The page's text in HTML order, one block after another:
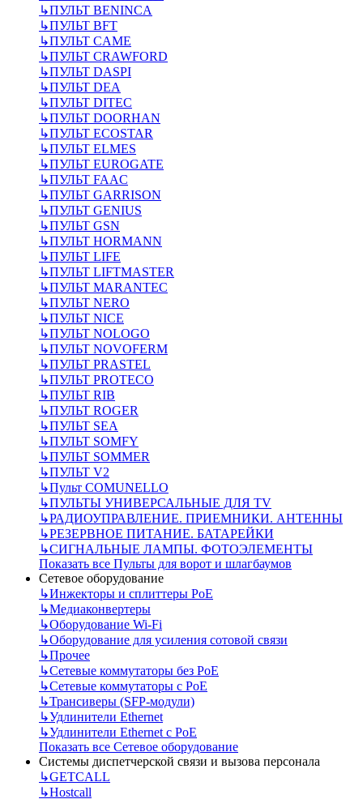
↳ПУЛЬТ BENINCA
↳ПУЛЬТ BFT
↳ПУЛЬТ CAME
↳ПУЛЬТ CRAWFORD
↳ПУЛЬТ DASPI
↳ПУЛЬТ DEA
↳ПУЛЬТ DITEC
↳ПУЛЬТ DOORHAN
↳ПУЛЬТ ECOSTAR
↳ПУЛЬТ ELMES
↳ПУЛЬТ EUROGATE
↳ПУЛЬТ FAAC
↳ПУЛЬТ GARRISON
↳ПУЛЬТ GENIUS
↳ПУЛЬТ GSN
↳ПУЛЬТ HORMANN
↳ПУЛЬТ LIFE
↳ПУЛЬТ LIFTMASTER
↳ПУЛЬТ MARANTEC
↳ПУЛЬТ NERO
↳ПУЛЬТ NICE
↳ПУЛЬТ NOLOGO
↳ПУЛЬТ NOVOFERM
↳ПУЛЬТ PRASTEL
↳ПУЛЬТ PROTECO
↳ПУЛЬТ RIB
↳ПУЛЬТ ROGER
↳ПУЛЬТ SEA
↳ПУЛЬТ SOMFY
↳ПУЛЬТ SOMMER
↳ПУЛЬТ V2
↳Пульт СOMUNELLO
↳ПУЛЬТЫ УНИВЕРСАЛЬНЫЕ ДЛЯ TV
↳РАДИОУПРАВЛЕНИЕ. ПРИЕМНИКИ. АНТЕННЫ
↳РЕЗЕРВНОЕ ПИТАНИЕ. БАТАРЕЙКИ
↳СИГНАЛЬНЫЕ ЛАМПЫ. ФОТОЭЛЕМЕНТЫ
Показать все Пульты для ворот и шлагбаумов
Сетевое оборудование
↳Инжекторы и сплиттеры РоЕ
↳Медиаконвертеры
↳Оборудование Wi-Fi
↳Оборудование для усиления сотовой связи
↳Прочее
↳Сетевые коммутаторы без РоЕ
↳Сетевые коммутаторы с РоЕ
↳Трансиверы (SFP-модули)
↳Удлинители Ethernet
↳Удлинители Ethernet с PoE
Показать все Сетевое оборудование
Системы диспетчерской связи и вызова персонала
↳GETCALL
↳Hostcall